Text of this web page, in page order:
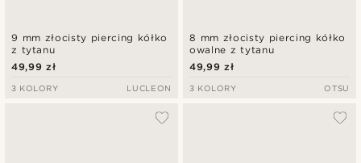
9 mm złocisty piercing kółko
z tytanu
49,99 zł
3 KOLORY LUCLEON
8 mm złocisty piercing kółko
owalne z tytanu
49,99 zł
3 KOLORY OTSU